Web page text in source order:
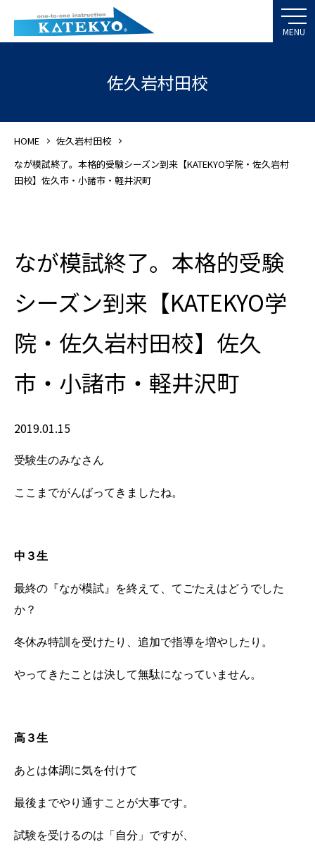
佐久岩村田校
HOME
佐久岩村田校
なが模試終了。本格的受験シーズン到来【KATEKYO学院・佐久岩村
田校】佐久市・小諸市・軽井沢町
なが模試終了。本格的受験
シーズン到来【KATEKYO学
院・佐久岩村田校】佐久
市・小諸市・軽井沢町
2019.01.15
受験生のみなさん
ここまでがんばってきましたね。
中３生
最終の『なが模試』を終えて、てごたえはどうでした
か？
冬休み特訓を受けたり、追加で指導を増やしたり。
やってきたことは決して無駄になっていません。
高３生
あとは体調に気を付けて
最後までやり通すことが大事です。
試験を受けるのは「自分」ですが、